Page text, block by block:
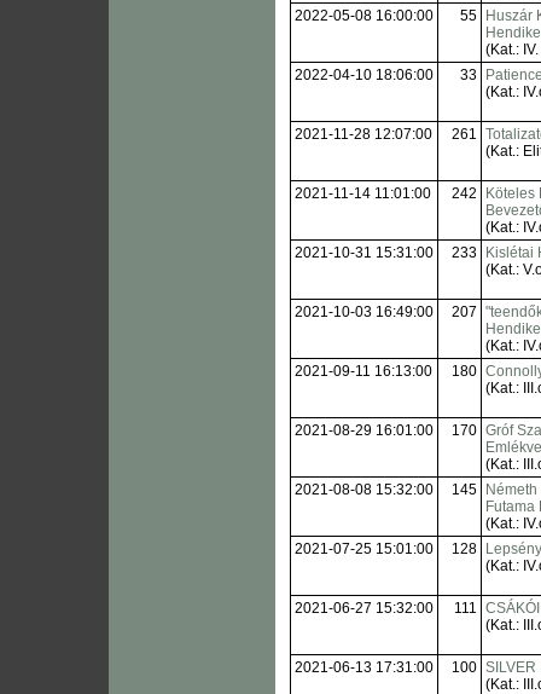
2022-05-08 16:00:00
55
Huszár
(Kat.:
2022-04-10 18:06:00
33
(Kat.:
2021-11-28 12:07:00 261
(Kat.:
2021-11-14 11:01:00 242
Köteles
(Kat.:
2021-10-31 15:31:00
233
Kislétai
(Kat.:
2021-10-03 16:49:00 207
(Kat.:
2021-09-11 16:13:00
180
(Kat.:
2021-08-29 16:01:00 170 Gróf
(Kat.:
2021-08-08 15:32:00
145
Futama
(Kat.:
2021-07-25 15:01:00
128
(Kat.:
2021-06-27 15:32:00 111
(Kat.:
2021-06-13 17:31:00 100 SILVER
(Kat.: